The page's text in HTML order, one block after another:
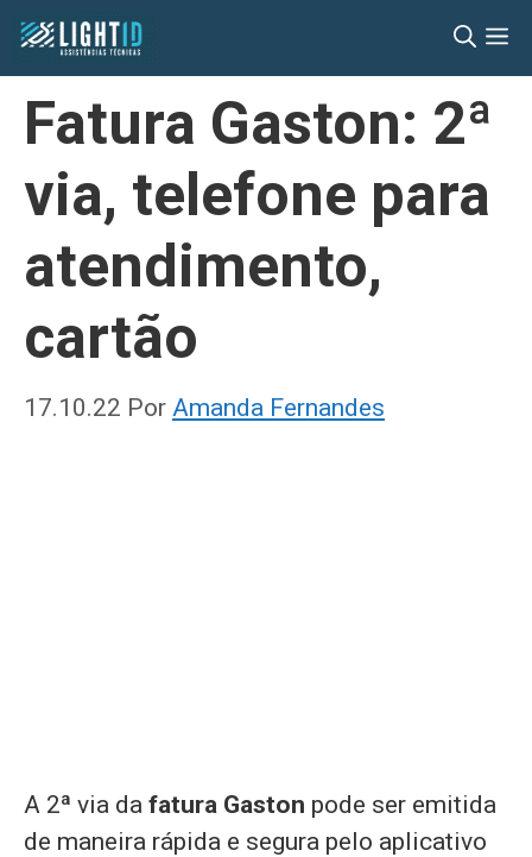
Pular
para
conteúdo
Fatura Gaston: 2ª
via, telefone para
atendimento,
cartão
17.10.22 Por Amanda Fernandes
A 2ª via da fatura Gaston pode ser emitida
de maneira rápida e segura pelo aplicativo